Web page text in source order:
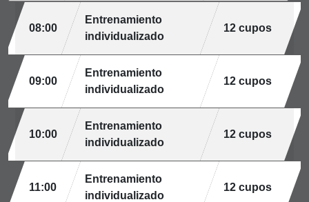
08:00
Entrenamiento
individualizado
12 cupos
09:00
Entrenamiento
individualizado
12 cupos
10:00
Entrenamiento
individualizado
12 cupos
11:00
Entrenamiento
individualizado
12 cupos